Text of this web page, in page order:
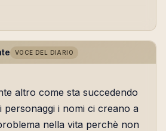
VOCE DEL DIARIO
altro come sta succedendo
i nomi ci creano a
nella vita perchè non